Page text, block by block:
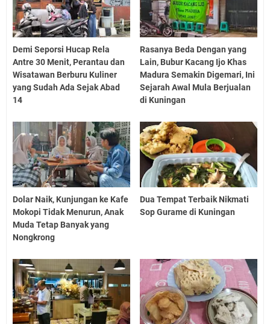
Demi Seporsi Hucap Rela
Antre 30 Menit, Perantau dan
Wisatawan Berburu Kuliner
yang Sudah Ada Sejak Abad
14
Rasanya Beda Dengan yang
Lain, Bubur Kacang Ijo Khas
Madura Semakin Digemari, Ini
Sejarah Awal Mula Berjualan
di Kuningan
Dolar Naik, Kunjungan ke Kafe
Mokopi Tidak Menurun, Anak
Muda Tetap Banyak yang
Nongkrong
Dua Tempat Terbaik Nikmati
Sop Gurame di Kuningan